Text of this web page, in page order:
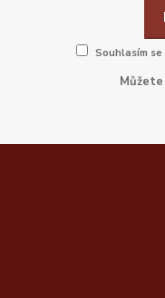
Souhlasím se